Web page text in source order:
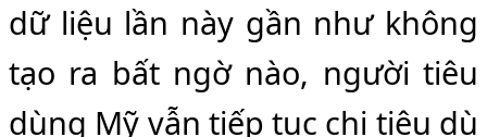
dữ liệu lần này gần như không
tạo ra bất ngờ nào, người tiêu
dùng Mỹ vẫn tiếp tục chi tiêu dù